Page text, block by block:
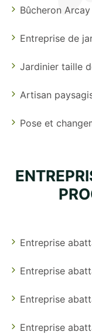
Bûcheron Arcay
Entreprise de
Jardinier taille
Artisan
Pose et
Entreprise
Entreprise
Entreprise
Entreprise